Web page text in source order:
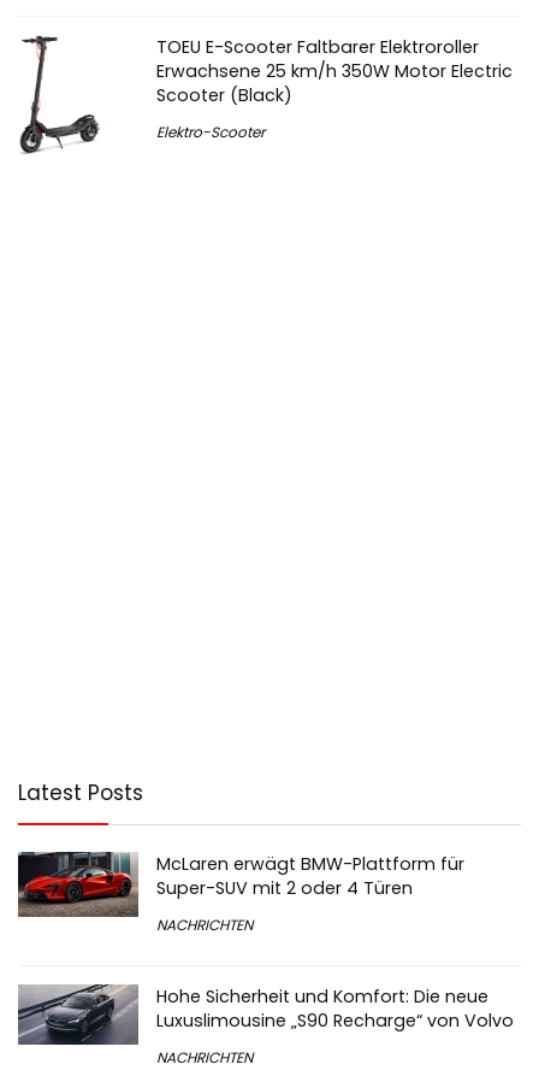
TOEU E-Scooter Faltbarer Elektroroller
Erwachsene 25 km/h 350W Motor Electric
Scooter (Black)
Elektro-Scooter
Latest Posts
McLaren erwägt BMW-Plattform für
Super-SUV mit 2 oder 4 Türen
NACHRICHTEN
Hohe Sicherheit und Komfort: Die neue
Luxuslimousine „S90 Recharge“ von Volvo
NACHRICHTEN